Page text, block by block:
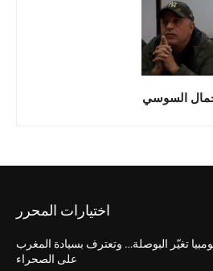
السوسي
اختيارات المحرر
تغيّر البوصلة… وتعترف بسيادة المغرب
على الصحراء